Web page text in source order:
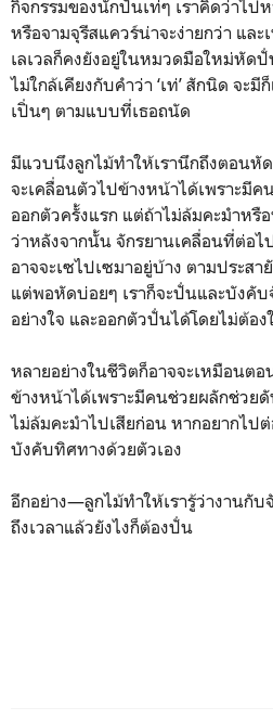
กิจกรรมของนักปั่นเท่ๆ เราคิดว่าไป
หรือจามจุรีสแควร์น่าจะง่ายกว่า แล
เลเวลก็คงยังอยู่ในหมวดมือใหม่หัด
ไม่ใกล้เคียงกับคำว่า ‘เท่’ สักนิด จะ
เปิ่นๆ ตามแบบที่เธอถนัด
มีแวบนึงลูกไม้ทำให้เรานึกถึงตอนหั
จะเคลื่อนตัวไปข้างหน้าได้เพราะมี
ออกตัวครั้งแรก แต่ถ้าไม่ล้มคะมำหรื
ว่าหลังจากนั้น จักรยานเคลื่อนที่ต่อไ
อาจจะเซไปเซมาอยู่บ้าง ตามประส
แต่พอหัดบ่อยๆ เราก็จะปั่นและบังคั
อย่างใจ และออกตัวปั่นได้โดยไม่ต้อ
หลายอย่างในชีวิตก็อาจจะเหมือนต
ข้างหน้าได้เพราะมีคนช่วยผลักช่วย
ไม่ล้มคะมำไปเสียก่อน หากอยากไป
บังคับทิศทางด้วยตัวเอง
อีกอย่าง—ลูกไม้ทำให้เรารู้ว่างานกั
ถึงเวลาแล้วยังไงก็ต้องปั่น